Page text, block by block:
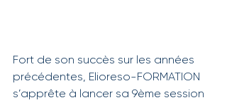
Fort de son succès sur les années
précédentes, Elioreso-FORMATION
s’apprête à lancer sa 9ème session